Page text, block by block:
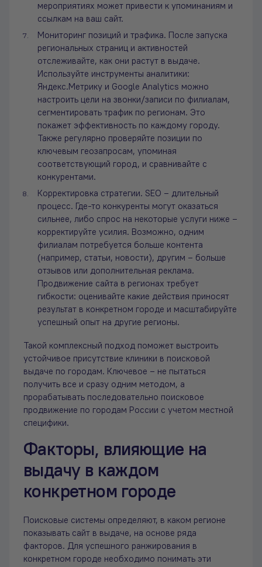
мероприятиях может привести к упоминаниям и
ссылкам на ваш сайт.
Мониторинг позиций и трафика. После запуска
региональных страниц и активностей
отслеживайте, как они растут в выдаче.
Используйте инструменты аналитики:
Яндекс.Метрику и Google Analytics можно
настроить цели на звонки/записи по филиалам,
сегментировать трафик по регионам. Это
покажет эффективность по каждому городу.
Также регулярно проверяйте позиции по
ключевым геозапросам, упоминая
соответствующий город, и сравнивайте с
конкурентами.
Корректировка стратегии. SEO – длительный
процесс. Где-то конкуренты могут оказаться
сильнее, либо спрос на некоторые услуги ниже –
корректируйте усилия. Возможно, одним
филиалам потребуется больше контента
(например, статьи, новости), другим – больше
отзывов или дополнительная реклама.
Продвижение сайта в регионах требует
гибкости: оценивайте какие действия приносят
результат в конкретном городе и масштабируйте
успешный опыт на другие регионы.
Такой комплексный подход поможет выстроить
устойчивое присутствие клиники в поисковой
выдаче по городам. Ключевое – не пытаться
получить все и сразу одним методом, а
прорабатывать последовательно поисковое
продвижение по городам России с учетом местной
специфики.
Факторы, влияющие на
выдачу в каждом
конкретном городе
Поисковые системы определяют, в каком регионе
показывать сайт в выдаче, на основе ряда
факторов. Для успешного ранжирования в
конкретном городе необходимо понимать эти